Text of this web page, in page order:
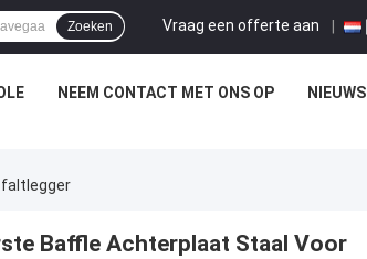
Vraag een offerte aan |
Zoeken
NEEM CONTACT MET ONS OP NIEUWS
Baffle Achterplaat Staal Voor